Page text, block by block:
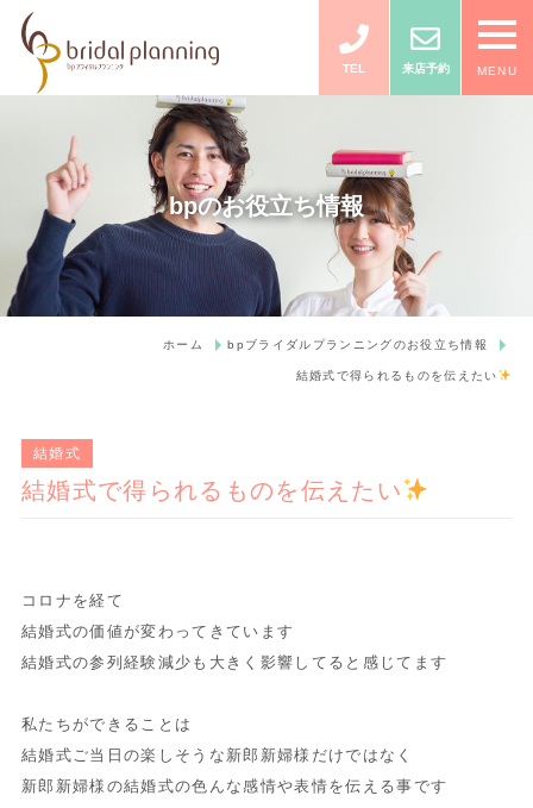
TEL 来店予約 MENU
bpのお役立ち情報
ホーム bpブライダルプランニングのお役立ち情報
結婚式で得られるものを伝えたい
結婚式
結婚式で得られるものを伝えたい
コロナを経て
結婚式の価値が変わってきています
結婚式の参列経験減少も大きく影響してると感じてます
私たちができることは
結婚式ご当日の楽しそうな新郎新婦様だけではなく
新郎新婦様の結婚式の色んな感情や表情を伝える事です